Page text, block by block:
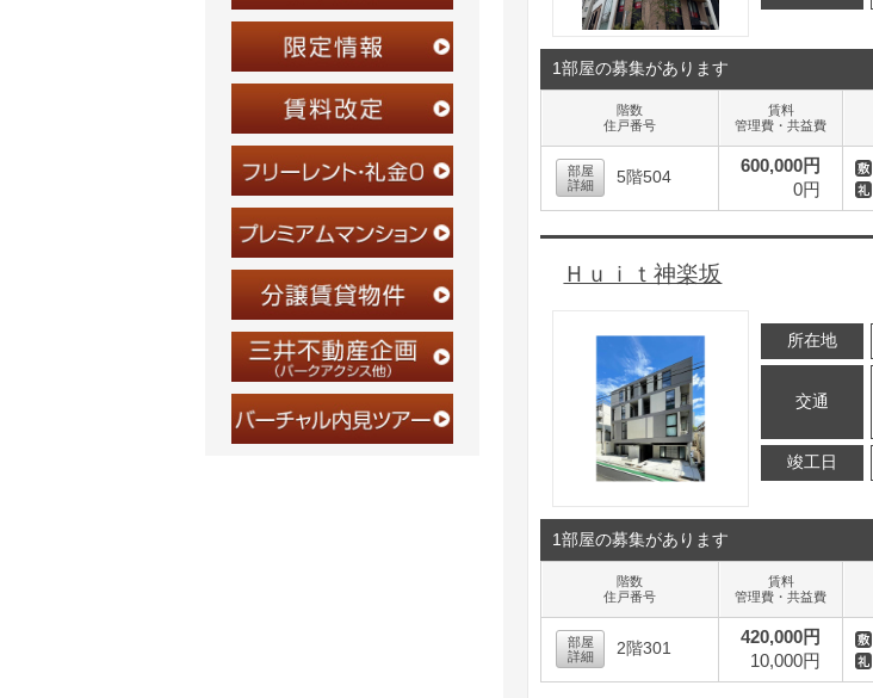
1部屋の募集があります
階数
住戸番号
賃料
管理費・共益費
部屋
詳細
5階504
600,000円
0円
Ｈｕｉｔ神楽坂
所在地
交通
竣工日
1部屋の募集があります
階数
住戸番号
賃料
管理費・共益費
部屋
詳細
2階301
420,000円
10,000円